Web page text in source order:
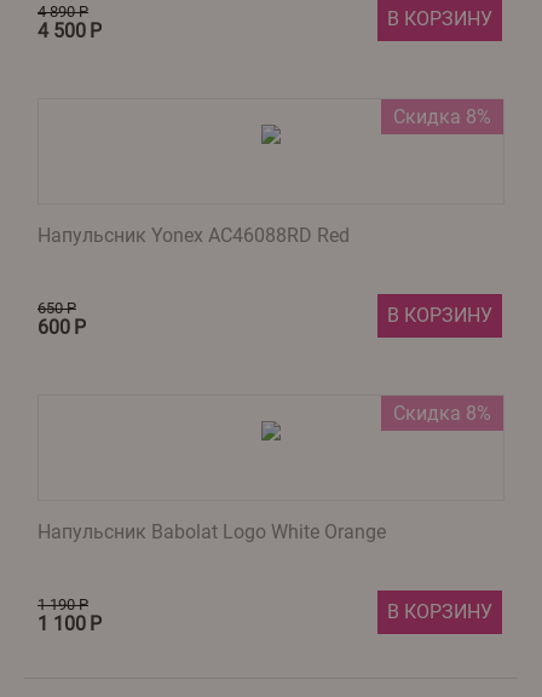
4 890 Р
4 500 Р
В КОРЗИНУ
Скидка 8%
Напульсник Yonex AC46088RD Red
650 Р
600 Р
В КОРЗИНУ
Скидка 8%
Напульсник Babolat Logo White Orange
1 190 Р
1 100 Р
В КОРЗИНУ